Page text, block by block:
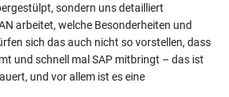
sondern uns detailliert
arbeitet, welche Besonderheiten und
sich das auch nicht so vorstellen, dass
und schnell mal SAP mitbringt – das ist
und vor allem ist es eine